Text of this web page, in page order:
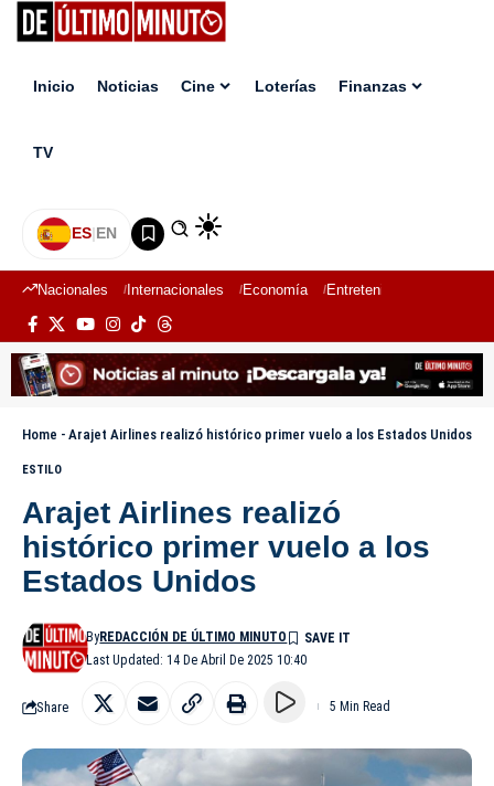
Inicio Noticias Cine Loterías Finanzas
TV
ES|EN
Nacionales Internacionales Economía Entretenimiento
Home - Arajet Airlines realizó histórico primer vuelo a los Estados Unidos
ESTILO
Arajet Airlines realizó
histórico primer vuelo a los
Estados Unidos
Last Updated: 14 De Abril De 2025 10:40
ByREDACCIÓN DE ÚLTIMO MINUTO
Share 5 Min Read